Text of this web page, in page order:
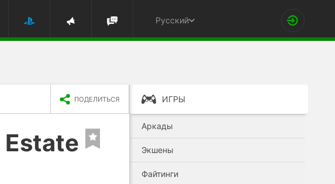
Русский
ПОДЕЛИТЬСЯ ИГРЫ
Аркады
Экшены
Файтинги